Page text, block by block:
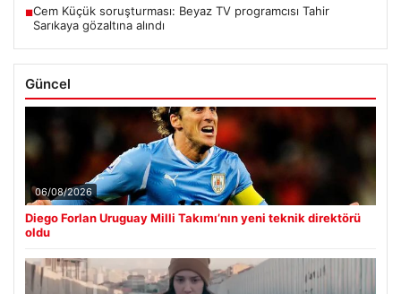
■Cem Küçük soruşturması: Beyaz TV programcısı Tahir
Sarıkaya gözaltına alındı
Güncel
06/08/2026
Diego Forlan Uruguay Milli Takımı’nın yeni teknik direktörü
oldu